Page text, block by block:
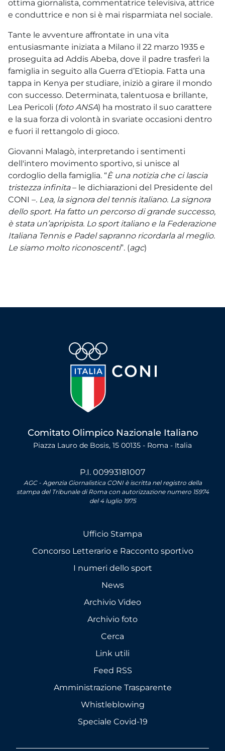
ottima giornalista, commentatrice televisiva, attrice
e conduttrice e non si è mai risparmiata nel sociale.
Tante le avventure affrontate in una vita
entusiasmante iniziata a Milano il 22 marzo 1935 e
proseguita ad Addis Abeba, dove il padre trasferì la
famiglia in seguito alla Guerra d’Etiopia. Fatta una
tappa in Kenya per studiare, iniziò a girare il mondo
con successo. Determinata, talentuosa e brillante,
Lea Pericoli (foto ANSA) ha mostrato il suo carattere
e la sua forza di volontà in svariate occasioni dentro
e fuori il rettangolo di gioco.
Giovanni Malagò, interpretando i sentimenti
dell'intero movimento sportivo, si unisce al
cordoglio della famiglia. “È una notizia che ci lascia
tristezza infinita– le dichiarazioni del Presidente del
CONI –. Lea, la signora del tennis italiano. La signora
dello sport. Ha fatto un percorso di grande successo,
è stata un’apripista. Lo sport italiano e la Federazione
Italiana Tennis e Padel sapranno ricordarla al meglio.
Le siamo molto riconoscenti”. (agc)
Comitato Olimpico Nazionale Italiano
Piazza Lauro de Bosis, 15 00135 - Roma - Italia
P.I. 00993181007
AGC - Agenzia Giornalistica CONI è iscritta nel registro della
stampa del Tribunale di Roma con autorizzazione numero 15974
del 4 luglio 1975
Ufficio Stampa
Concorso Letterario e Racconto sportivo
I numeri dello sport
News
Archivio Video
Archivio foto
Cerca
Link utili
Feed RSS
Amministrazione Trasparente
Whistleblowing
Speciale Covid-19